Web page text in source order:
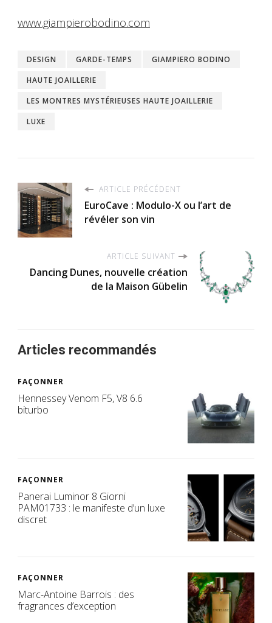
www.giampierobodino.com
DESIGN GARDE-TEMPS
GIAMPIERO BODINO
HAUTE JOAILLERIE
LES MONTRES MYSTÉRIEUSES HAUTE JOAILLERIE
LUXE
ARTICLE PRÉCÉDENT
EuroCave : Modulo-X ou l’art de
révéler son vin
ARTICLE SUIVANT
Dancing Dunes, nouvelle création
de la Maison Gübelin
Articles recommandés
FAÇONNER
Hennessey Venom F5, V8 6.6
biturbo
FAÇONNER
Panerai Luminor 8 Giorni
PAM01733 : le manifeste d’un luxe
discret
FAÇONNER
Marc-Antoine Barrois : des
fragrances d’exception